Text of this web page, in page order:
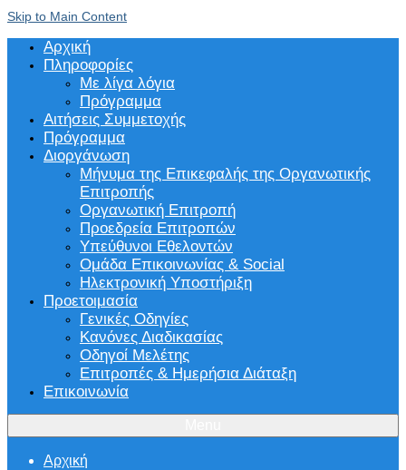
Skip to Main Content
Αρχική
Πληροφορίες
Με λίγα λόγια
Πρόγραμμα
Αιτήσεις Συμμετοχής
Πρόγραμμα
Διοργάνωση
Μήνυμα της Επικεφαλής της Οργανωτικής
Επιτροπής
Οργανωτική Επιτροπή
Προεδρεία Επιτροπών
Υπεύθυνοι Εθελοντών
Ομάδα Επικοινωνίας & Social
Ηλεκτρονική Υποστήριξη
Προετοιμασία
Γενικές Οδηγίες
Κανόνες Διαδικασίας
Οδηγοί Μελέτης
Επιτροπές & Ημερήσια Διάταξη
Επικοινωνία
Αρχική